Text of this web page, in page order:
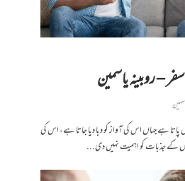
– روبینہ یاسمین
پاتا ہے جہاں اس کی آواز کو دبا دیا جاتا ہے، اس کی
اس کے جذبات کو اہمیت نہیں دی...